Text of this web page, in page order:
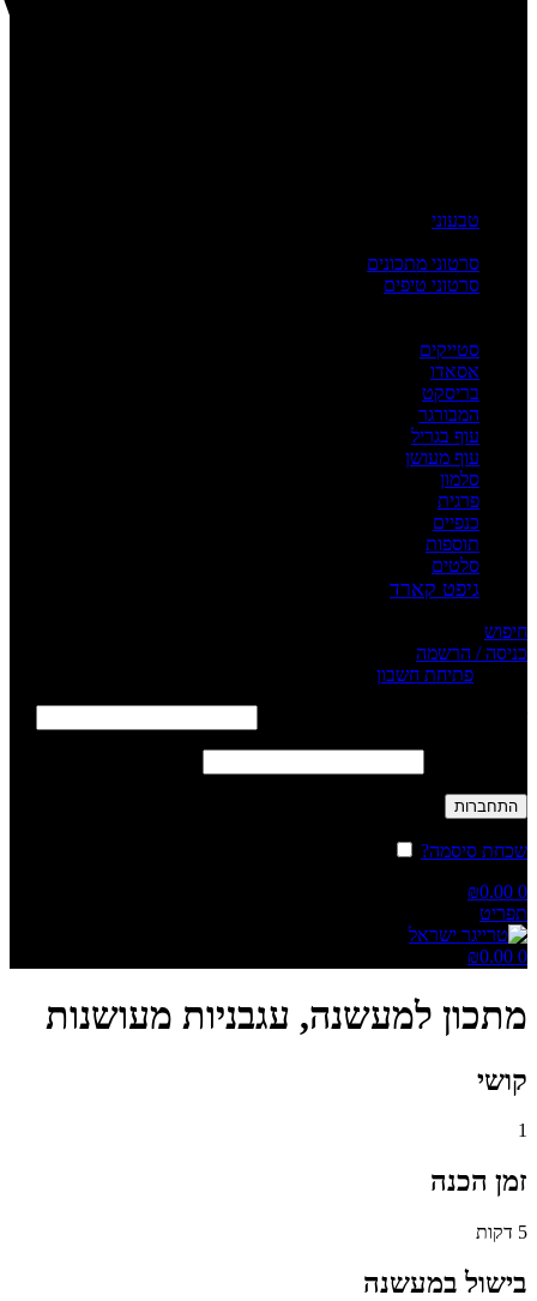
טבעוני
סרטוני מתכונים
סרטוני טיפים
סטייקים
אסאדו
בריסקט
המבורגר
עוף בגריל
עוף מעושן
סלמון
פרגית
כנפיים
תוספות
סלטים
גיפט קארד
חיפוש
כניסה / הרשמה
פתיחת חשבון
התחברות
שכחת סיסמה?
0
₪0.00
תפריט
0
₪0.00
מתכון למעשנה, עגבניות מעושנות
קושי
1
זמן הכנה
5 דקות
בישול במעשנה